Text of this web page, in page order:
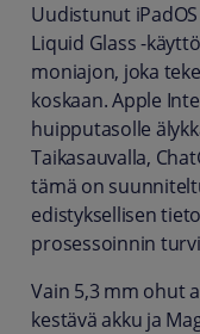
Uudistunut
Liquid Glass -
moniajon, joka
koskaan. Apple
huipputasolle
Taikasauvalla,
tämä on
edistyksellisen
prosessoinnin
Vain 5,3 mm ohut
kestävä akku ja